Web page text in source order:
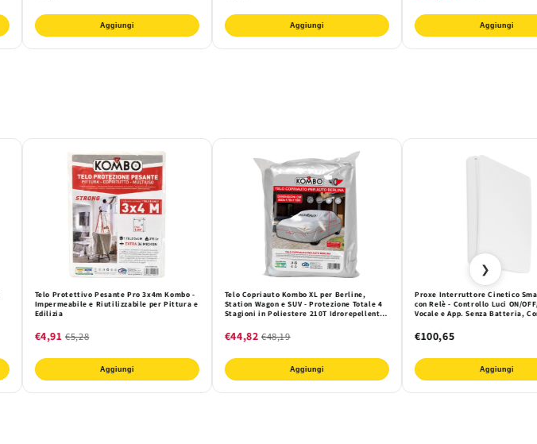
Aggiungi Aggiungi Aggiungi
Telo Protettivo Pesante Pro 3x4m Kombo -
Impermeabile e Riutilizzabile per Pittura e
Edilizia
€4,91 €5,28
Aggiungi
Telo Copriauto Kombo XL per Berline,
Station Wagon e SUV - Protezione Totale 4
Stagioni in Poliestere 210T Idrorepellente
€44,82 €48,19
Aggiungi
Proxe Interruttore Cinetico
con Relè - Controllo Luci ON/
Vocale e App. Senza Batteria,
€100,65
Aggiungi
❯